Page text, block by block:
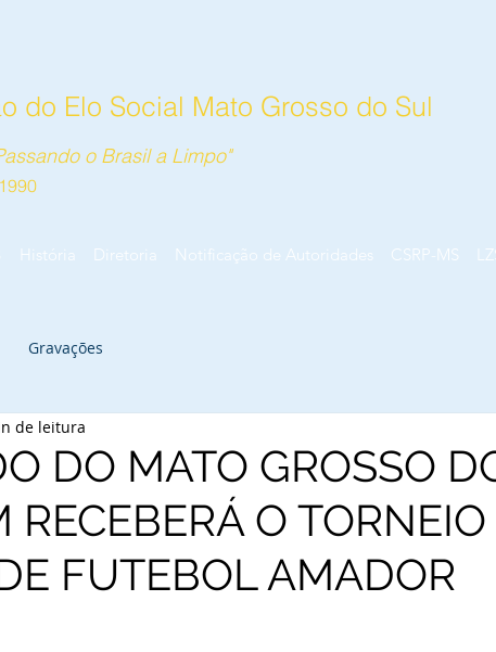
do Elo Social Mato Grosso do Sul
o Brasil a Limpo"
História Diretoria Notificação de Autoridades CSRP-MS
Gravações
DO MATO GROSSO
RECEBERÁ O
FUTEBOL AMADOR
de leitura